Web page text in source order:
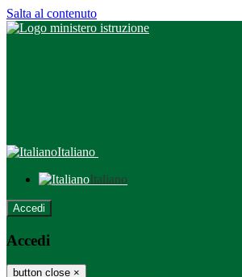
Salta al contenuto
Italiano
Italiano
Accedi
Accedi
button close ×